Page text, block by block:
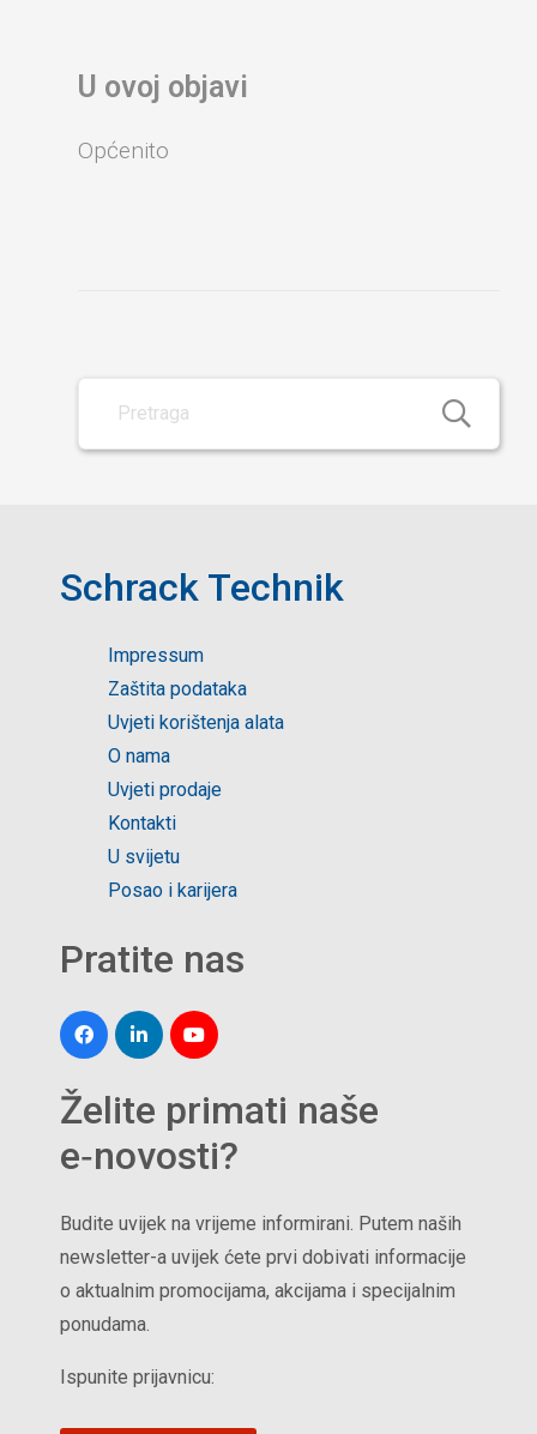
U ovoj objavi
Općenito
Schrack Technik
Impressum
Zaštita podataka
Uvjeti korištenja alata
O nama
Uvjeti prodaje
Kontakti
U svijetu
Posao i karijera
Pratite nas
Želite primati naše
e‑novosti?
Budite uvijek na vrijeme informirani. Putem naših
newsletter-a uvijek ćete prvi dobivati informacije
o aktualnim promocijama, akcijama i specijalnim
ponudama.
Ispunite prijavnicu: